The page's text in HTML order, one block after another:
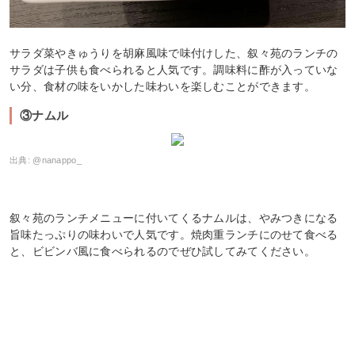
サラダ菜やきゅうりを胡麻風味で味付けした、叙々苑のランチの
サラダは子供も食べられると人気です。調味料に酢が入っていな
い分、食材の味をいかした味わいを楽しむことができます。
③ナムル
出典: @nanappo_
叙々苑のランチメニューに付いてくるナムルは、やみつきになる
旨味たっぷりの味わいで人気です。焼肉重ランチにのせて食べる
と、ビビンバ風に食べられるのでぜひ試してみてください。